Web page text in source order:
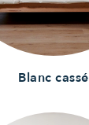
Blanc cassé